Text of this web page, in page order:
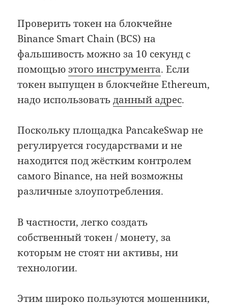
Проверить токен на блокчейне
Binance Smart Chain (BCS) на
фальшивость можно за 10 секунд с
помощьюэтого инструмента. Если
токен выпущен в блокчейне Ethereum,
надо использоватьданный адрес.
Поскольку площадка PancakeSwap не
регулируется государствами и не
находится под жёстким контролем
самого Binance, на ней возможны
различные злоупотребления.
В частности, легко создать
собственный токен / монету, за
которым не стоят ни активы, ни
технологии.
Этим широко пользуются мошенники,